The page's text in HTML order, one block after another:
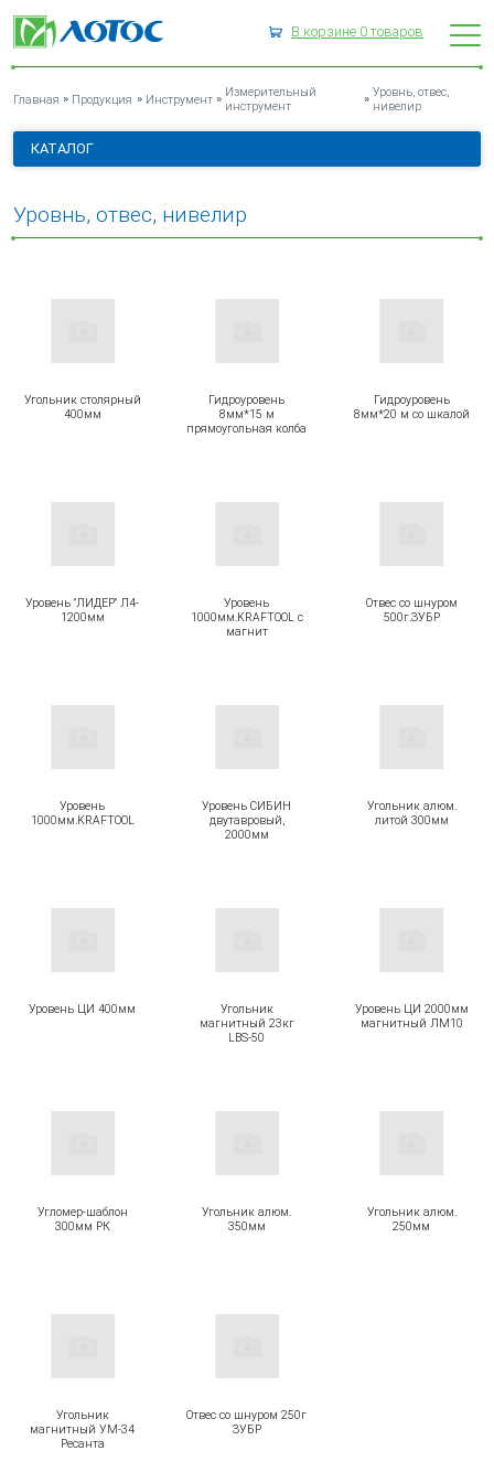
В корзине 0товаров
УРОВНЬ, ОТВЕС, НИВЕЛИР
Главная » Продукция » Инструмент » Измерительный
инструмент
» Уровнь, отвес,
нивелир
КАТАЛОГ
Уровнь, отвес, нивелир
Угольник столярный
400мм
Гидроуровень
8мм*15 м
прямоугольная колба
Гидроуровень
8мм*20 м со шкалой
Уровень "ЛИДЕР" Л4-
1200мм
Уровень
1000мм.KRAFTOOL с
магнит
Отвес со шнуром
500г.ЗУБР
Уровень
1000мм.KRAFTOOL
Уровень СИБИН
двутавровый,
2000мм
Угольник алюм.
литой 300мм
Уровень ЦИ 400мм
Угольник
магнитный 23кг
LBS-50
Уровень ЦИ 2000мм
магнитный ЛМ10
Угломер-шаблон
300мм РК
Угольник алюм.
350мм
Угольник алюм.
250мм
Угольник
магнитный УМ-34
Ресанта
Отвес со шнуром 250г
ЗУБР